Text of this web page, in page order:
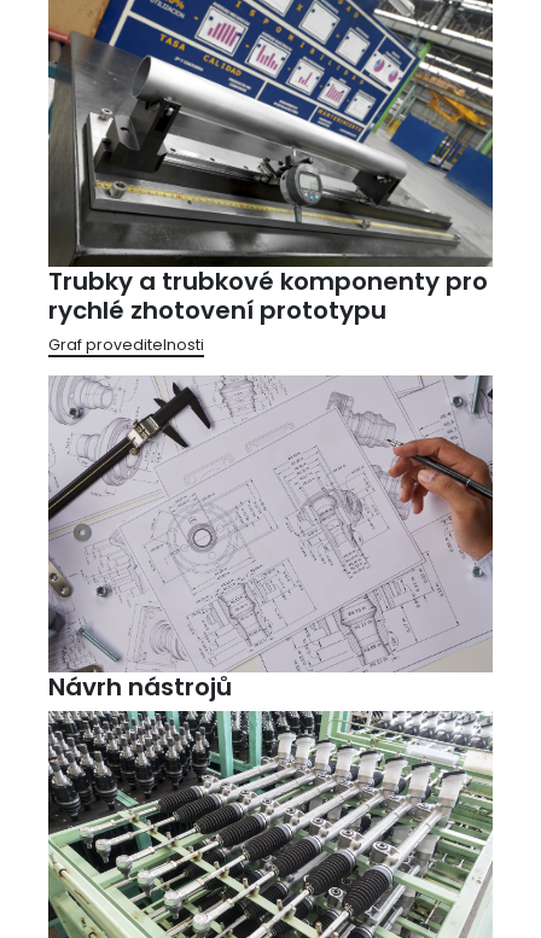
Trubky a trubkové komponenty pro
rychlé zhotovení prototypu
Graf proveditelnosti
Návrh nástrojů